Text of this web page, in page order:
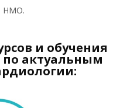
НМО.
и обучения
актуальным